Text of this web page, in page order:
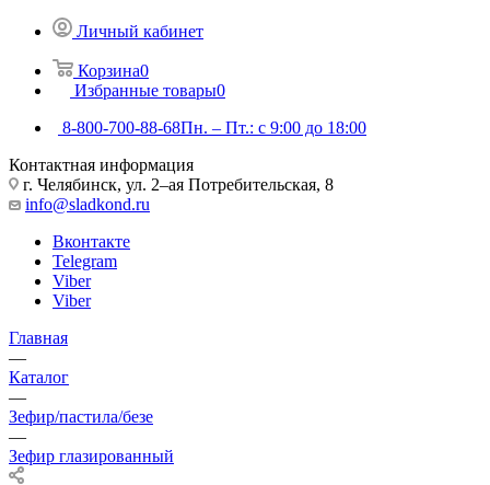
Личный кабинет
Корзина0
Избранные товары0
8-800-700-88-68Пн. – Пт.: с 9:00 до 18:00
Контактная информация
г. Челябинск, ул. 2–ая Потребительская, 8
info@sladkond.ru
Вконтакте
Telegram
Viber
Viber
Главная
—
Каталог
—
Зефир/пастила/безе
—
Зефир глазированный